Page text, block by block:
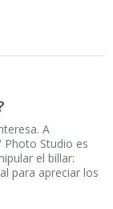
A
Photo Studio es
el billar:
para apreciar los